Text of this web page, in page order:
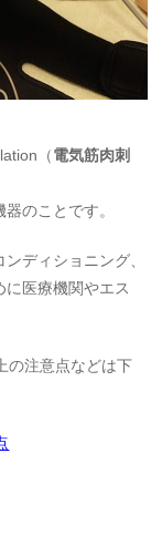
（電気筋肉刺
のことです。
ディショニング、
に医療機関やエス
の注意点などは下